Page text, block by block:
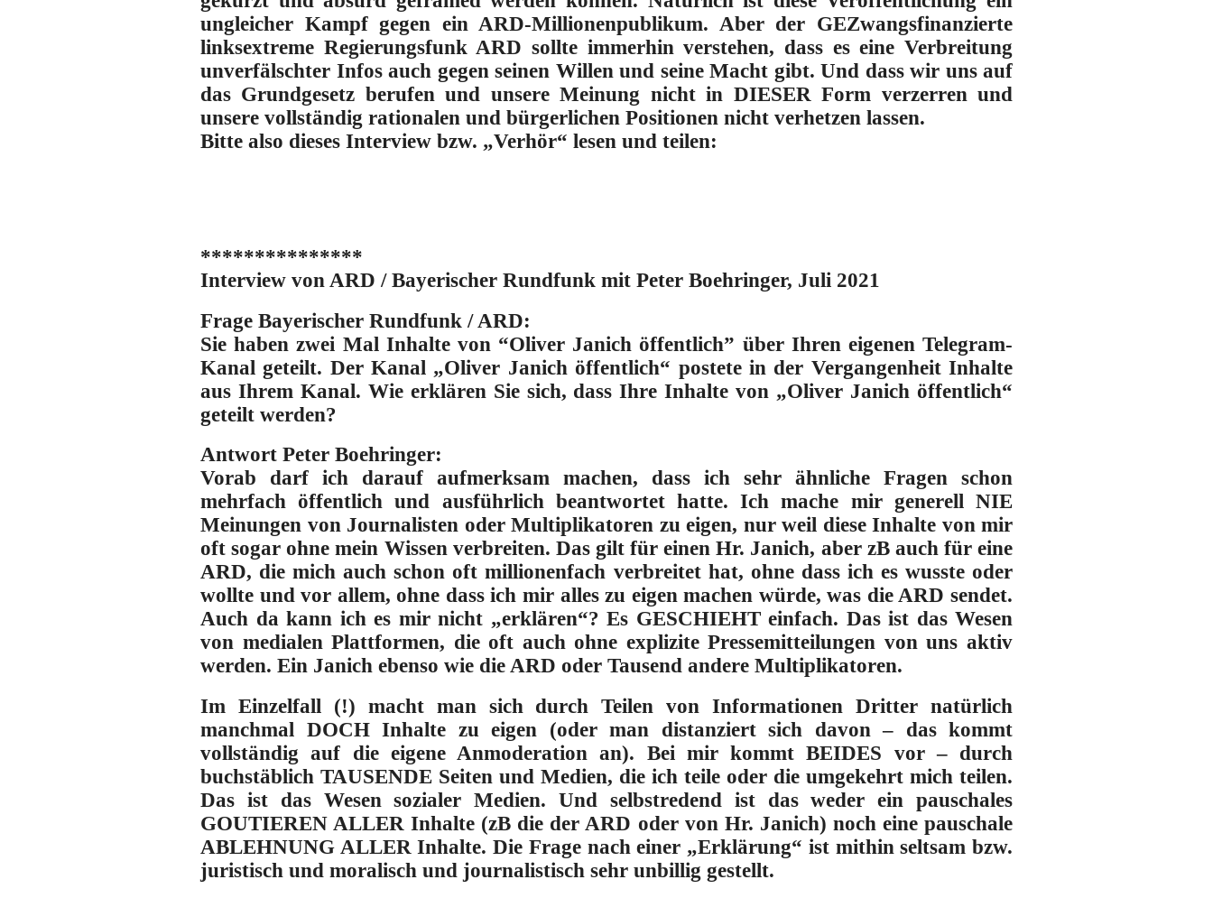
ungleicher Kampf gegen ein ARD-Millionenpublikum. Aber der GEZwangsfinanzierte
linksextreme Regierungsfunk ARD sollte immerhin verstehen, dass es eine Verbreitung
unverfälschter Infos auch gegen seinen Willen und seine Macht gibt. Und dass wir uns auf
das Grundgesetz berufen und unsere Meinung nicht in DIESER Form verzerren und
unsere vollständig rationalen und bürgerlichen Positionen nicht verhetzen lassen.
Bitte also dieses Interview bzw. „Verhör“ lesen und teilen:
***************
Interview von ARD / Bayerischer Rundfunk mit Peter Boehringer, Juli 2021
Frage Bayerischer Rundfunk / ARD:
Sie haben zwei Mal Inhalte von “Oliver Janich öffentlich” über Ihren eigenen Telegram-
Kanal geteilt. Der Kanal „Oliver Janich öffentlich“ postete in der Vergangenheit Inhalte
aus Ihrem Kanal. Wie erklären Sie sich, dass Ihre Inhalte von „Oliver Janich öffentlich“
geteilt werden?
Antwort Peter Boehringer:
Vorab darf ich darauf aufmerksam machen, dass ich sehr ähnliche Fragen schon
mehrfach öffentlich und ausführlich beantwortet hatte. Ich mache mir generell NIE
Meinungen von Journalisten oder Multiplikatoren zu eigen, nur weil diese Inhalte von mir
oft sogar ohne mein Wissen verbreiten. Das gilt für einen Hr. Janich, aber zB auch für eine
ARD, die mich auch schon oft millionenfach verbreitet hat, ohne dass ich es wusste oder
wollte und vor allem, ohne dass ich mir alles zu eigen machen würde, was die ARD sendet.
Auch da kann ich es mir nicht „erklären“? Es GESCHIEHT einfach. Das ist das Wesen
von medialen Plattformen, die oft auch ohne explizite Pressemitteilungen von uns aktiv
werden. Ein Janich ebenso wie die ARD oder Tausend andere Multiplikatoren.
Im Einzelfall (!) macht man sich durch Teilen von Informationen Dritter natürlich
manchmal DOCH Inhalte zu eigen (oder man distanziert sich davon – das kommt
vollständig auf die eigene Anmoderation an). Bei mir kommt BEIDES vor – durch
buchstäblich TAUSENDE Seiten und Medien, die ich teile oder die umgekehrt mich teilen.
Das ist das Wesen sozialer Medien. Und selbstredend ist das weder ein pauschales
GOUTIEREN ALLER Inhalte (zB die der ARD oder von Hr. Janich) noch eine pauschale
ABLEHNUNG ALLER Inhalte. Die Frage nach einer „Erklärung“ ist mithin seltsam bzw.
juristisch und moralisch und journalistisch sehr unbillig gestellt.